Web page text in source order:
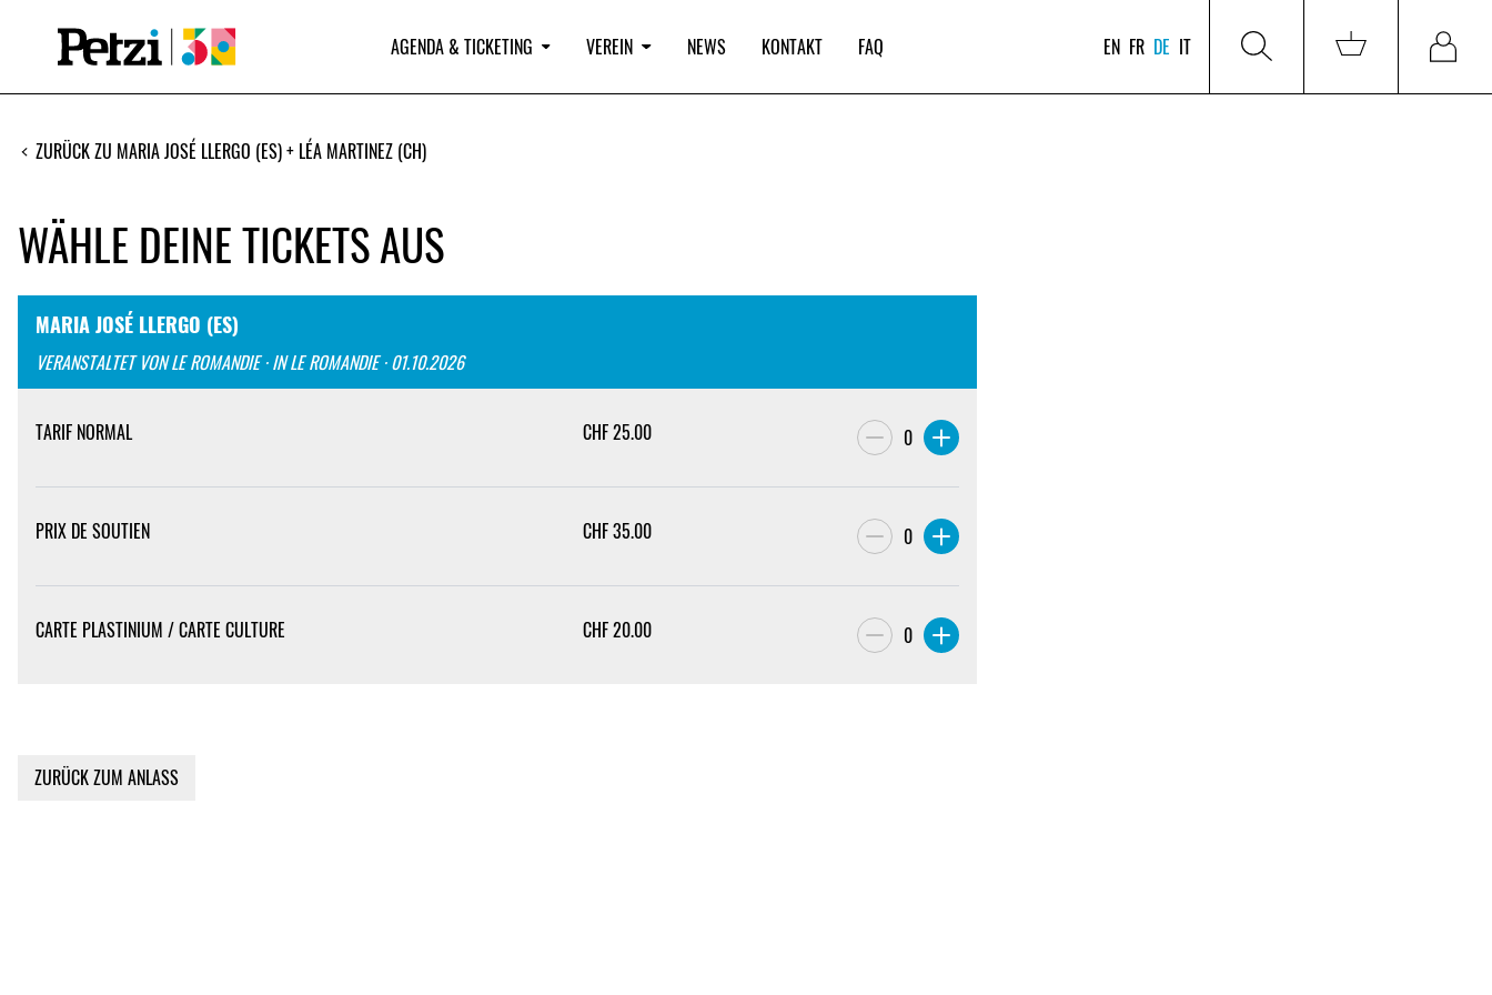
AGENDA & TICKETING VEREIN NEWS KONTAKT FAQ EN FR DE IT
ZURÜCK ZU MARIA JOSÉ LLERGO (ES) + LÉA MARTINEZ (CH)
WÄHLE DEINE TICKETS AUS
MARIA JOSÉ LLERGO (ES)
VERANSTALTET VON LE ROMANDIE · IN LE ROMANDIE · 01.10.2026
TARIF NORMAL CHF25.00 0
PRIX DE SOUTIEN CHF35.00 0
CARTE PLASTINIUM / CARTE CULTURE CHF20.00 0
ZURÜCK ZUM ANLASS